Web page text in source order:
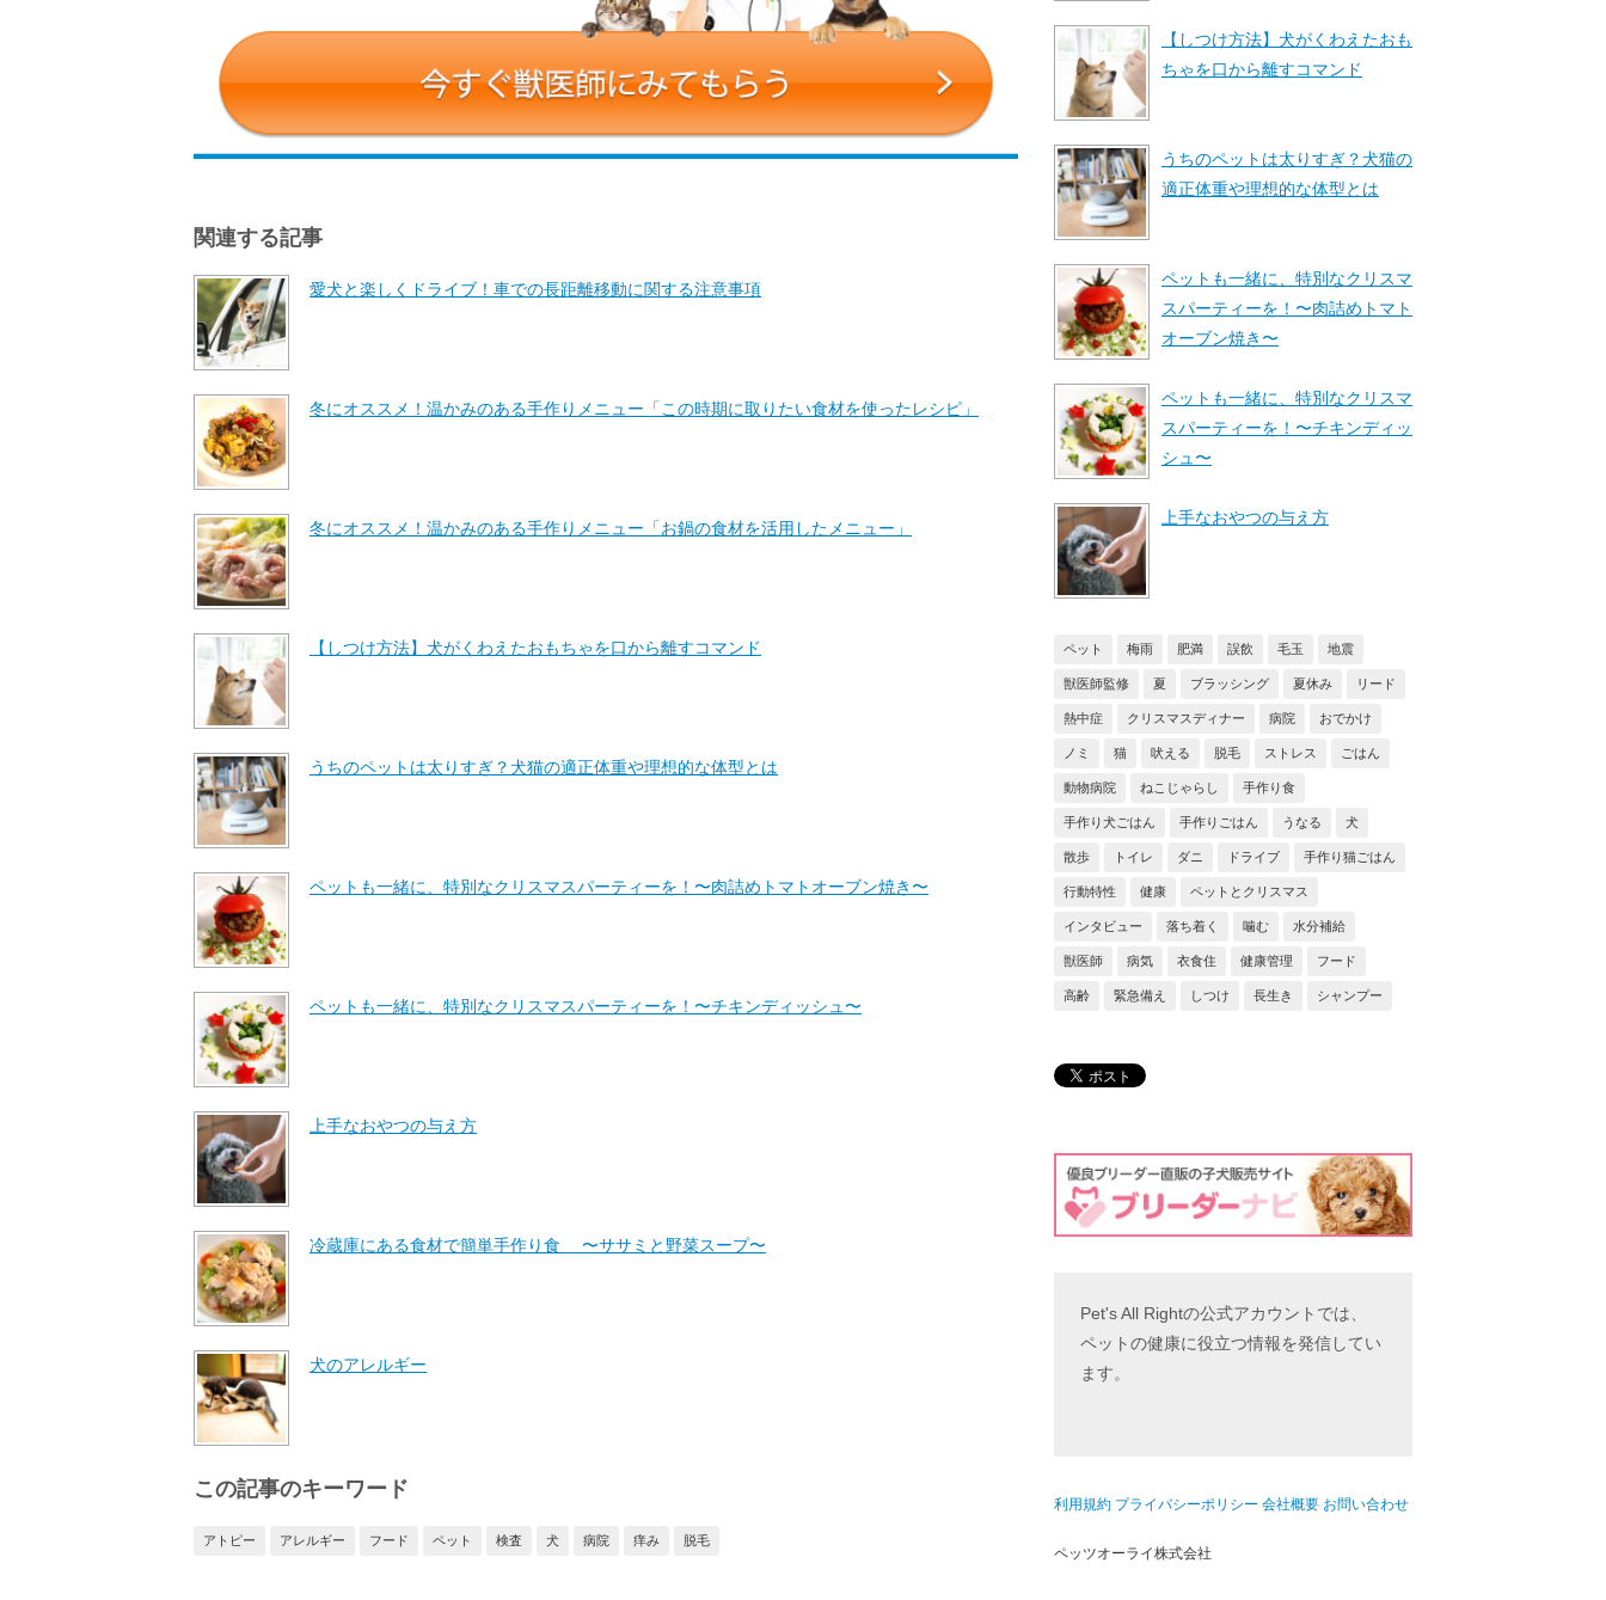
関連する記事
愛犬と楽しくドライブ！車での長距離移動に関する注意事項
冬にオススメ！温かみのある手作りメニュー「この時期に取りたい食材を使ったレシピ」
冬にオススメ！温かみのある手作りメニュー「お鍋の食材を活用したメニュー」
【しつけ方法】犬がくわえたおもちゃを口から離すコマンド
うちのペットは太りすぎ？犬猫の適正体重や理想的な体型とは
ペットも一緒に、特別なクリスマスパーティーを！〜肉詰めトマトオーブン焼き〜
ペットも一緒に、特別なクリスマスパーティーを！〜チキンディッシュ〜
上手なおやつの与え方
冷蔵庫にある食材で簡単手作り食 〜ササミと野菜スープ〜
犬のアレルギー
この記事のキーワード
アトピー アレルギー フード ペット 検査 犬 病院 痒み 脱毛
【しつけ方法】犬がくわえたおも
ちゃを口から離すコマンド
うちのペットは太りすぎ？犬猫の
適正体重や理想的な体型とは
ペットも一緒に、特別なクリスマ
スパーティーを！〜肉詰めトマト
オーブン焼き〜
ペットも一緒に、特別なクリスマ
スパーティーを！〜チキンディッ
シュ〜
上手なおやつの与え方
ペット 梅雨 肥満 誤飲 毛玉 地震
獣医師監修 夏 ブラッシング 夏休み リード
熱中症 クリスマスディナー 病院 おでかけ
ノミ 猫 吠える 脱毛 ストレス ごはん
動物病院 ねこじゃらし 手作り食
手作り犬ごはん 手作りごはん うなる 犬
散歩 トイレ ダニ ドライブ 手作り猫ごはん
行動特性 健康 ペットとクリスマス
インタビュー 落ち着く 噛む 水分補給
獣医師 病気 衣食住 健康管理 フード
高齢 緊急備え しつけ 長生き シャンプー
Pet's All Rightの公式アカウントでは、
ペットの健康に役立つ情報を発信してい
ます。
利用規約 プライバシーポリシー 会社概要 お問い合わせ
ペッツオーライ株式会社